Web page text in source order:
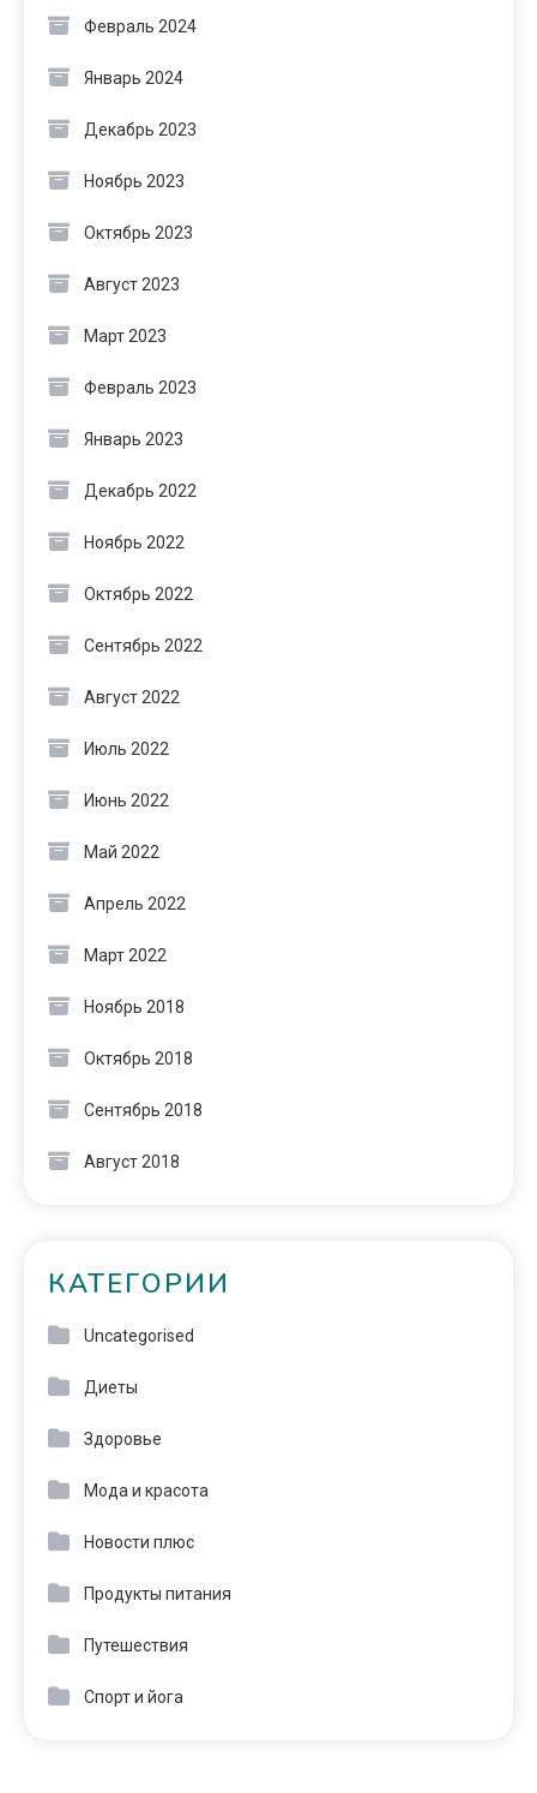
Февраль 2024
Январь 2024
Декабрь 2023
Ноябрь 2023
Октябрь 2023
Август 2023
Март 2023
Февраль 2023
Январь 2023
Декабрь 2022
Ноябрь 2022
Октябрь 2022
Сентябрь 2022
Август 2022
Июль 2022
Июнь 2022
Май 2022
Апрель 2022
Март 2022
Ноябрь 2018
Октябрь 2018
Сентябрь 2018
Август 2018
КАТЕГОРИИ
Uncategorised
Диеты
Здоровье
Мода и красота
Новости плюс
Продукты питания
Путешествия
Спорт и йога